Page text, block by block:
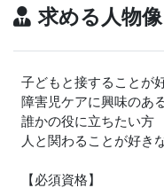
求める人物像
子どもと接することが
障害児ケアに興味のあ
誰かの役に立ちたい方
人と関わることが好き
【必須資格】